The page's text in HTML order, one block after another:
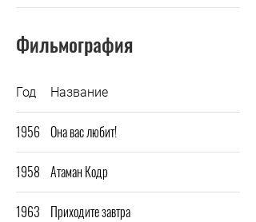
Фильмография
Год Название
1956 Она вас любит!
1958 Атаман Кодр
1963 Приходите завтра